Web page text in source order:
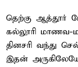
தெற்கு ஆத்தூர்
கல்லூரி மாணவ-
தினசரி வந்து
இதன்